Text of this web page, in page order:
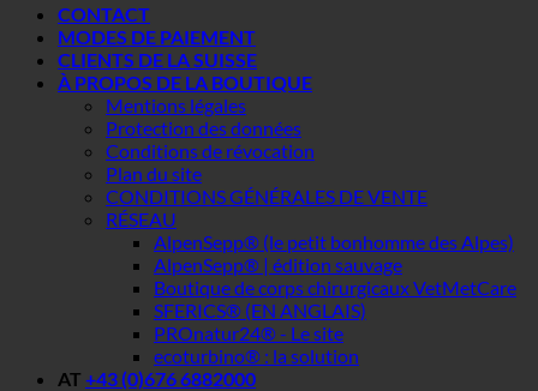
CONTACT
MODES DE PAIEMENT
CLIENTS DE LA SUISSE
À PROPOS DE LA BOUTIQUE
Mentions légales
Protection des données
Conditions de révocation
Plan du site
CONDITIONS GÉNÉRALES DE VENTE
RÉSEAU
AlpenSepp® (le petit bonhomme des Alpes)
AlpenSepp® | édition sauvage
Boutique de corps chirurgicaux VetMetCare
SFERICS® (EN ANGLAIS)
PROnatur24® - Le site
ecoturbino® : la solution
AT +43 (0)676 6882000